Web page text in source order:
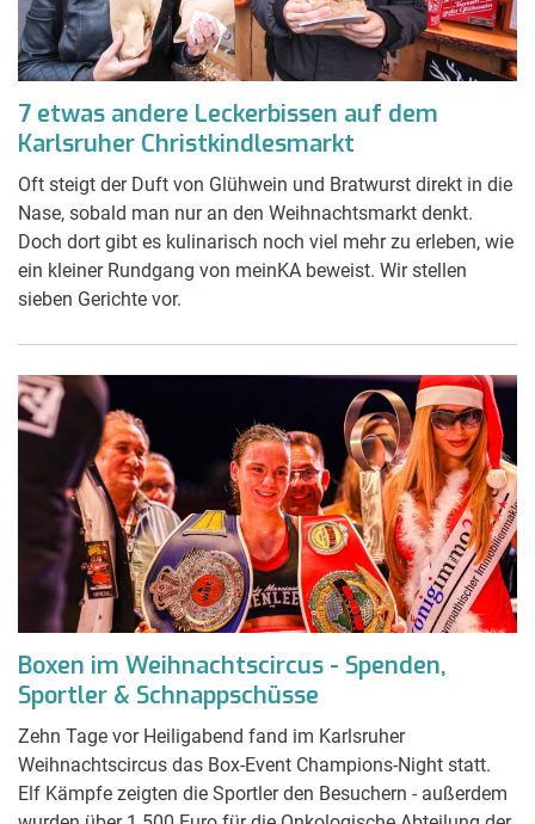
7 etwas andere Leckerbissen auf dem
Karlsruher Christkindlesmarkt
Oft steigt der Duft von Glühwein und Bratwurst direkt in die
Nase, sobald man nur an den Weihnachtsmarkt denkt.
Doch dort gibt es kulinarisch noch viel mehr zu erleben, wie
ein kleiner Rundgang von meinKA beweist. Wir stellen
sieben Gerichte vor.
Boxen im Weihnachtscircus - Spenden,
Sportler & Schnappschüsse
Zehn Tage vor Heiligabend fand im Karlsruher
Weihnachtscircus das Box-Event Champions-Night statt.
Elf Kämpfe zeigten die Sportler den Besuchern - außerdem